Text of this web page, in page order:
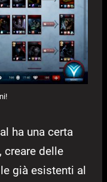
ha una certa
creare delle
già esistenti al